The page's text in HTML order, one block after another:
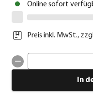
Online sofort
Preis inkl. MwSt.,
In